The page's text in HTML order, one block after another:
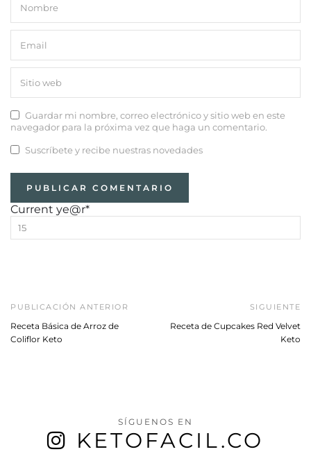
Guardar mi nombre, correo electrónico y sitio web en este
navegador para la próxima vez que haga un comentario.
Suscríbete y recibe nuestras novedades
Current ye@r*
PUBLICACIÓN ANTERIOR
Receta Básica de Arroz de
Coliflor Keto
SIGUIENTE
Receta de Cupcakes Red Velvet
Keto
SÍGUENOS EN
KETOFACIL.CO